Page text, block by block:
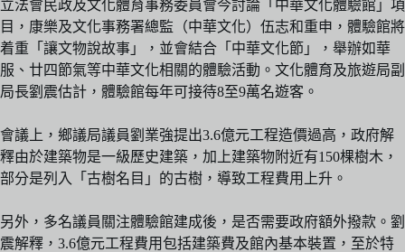
立法會民政及文化體育事務委員會今討論「中華文化體驗館」項
目，康樂及文化事務署總監（中華文化）伍志和重申，體驗館將
着重「讓文物說故事」，並會結合「中華文化節」，舉辦如華
服、廿四節氣等中華文化相關的體驗活動。文化體育及旅遊局副
局長劉震估計，體驗館每年可接待8至9萬名遊客。
會議上，鄉議局議員劉業強提出3.6億元工程造價過高，政府解
釋由於建築物是一級歷史建築，加上建築物附近有150棵樹木，
部分是列入「古樹名目」的古樹，導致工程費用上升。
另外，多名議員關注體驗館建成後，是否需要政府額外撥款。劉
震解釋，3.6億元工程費用包括建築費及館內基本裝置，至於特